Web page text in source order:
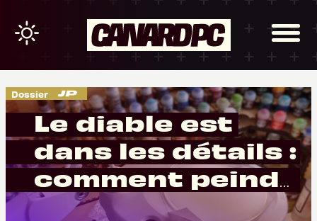
Dossier
Le diable est
dans les détails :
comment peindre
le métal